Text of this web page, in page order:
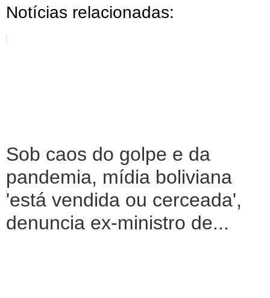
Notícias relacionadas:
Sob caos do golpe e da
pandemia, mídia boliviana
'está vendida ou cerceada',
denuncia ex-ministro de...